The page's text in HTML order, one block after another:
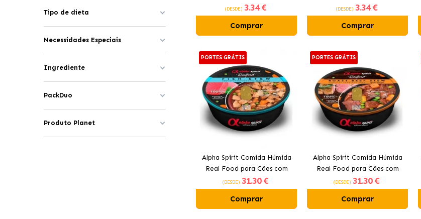
Tipo de dieta
Necessidades Especiais
Ingrediente
PackDuo
Produto Planet
Cordeiro
(DESDE) 3.34 €
Comprar
Frango
(DESDE) 3.34 €
Comprar
PORTES GRÁTIS
Alpha Spirit Comida Húmida
Real Food para Cães com
Atum
(DESDE) 31.30 €
Comprar
PORTES GRÁTIS
Alpha Spirit Comida Húmida
Real Food para Cães com
Vaca
(DESDE) 31.30 €
Comprar